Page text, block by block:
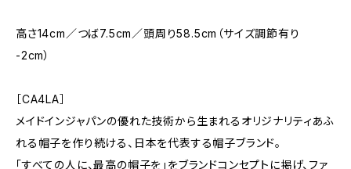
高さ14cm／つば7.5cm／頭周り58.5cm（サイズ調節有り
-2cm）
［CA4LA］
メイドインジャパンの優れた技術から生まれるオリジナリティあふ
れる帽子を作り続ける、日本を代表する帽子ブランド。
「すべての人に、最高の帽子を」をブランドコンセプトに掲げ、ファ